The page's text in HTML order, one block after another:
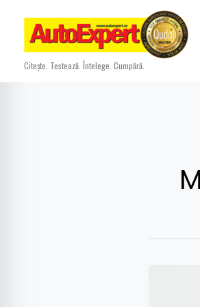
content
Citește. Testează. Întelege. Cumpără.